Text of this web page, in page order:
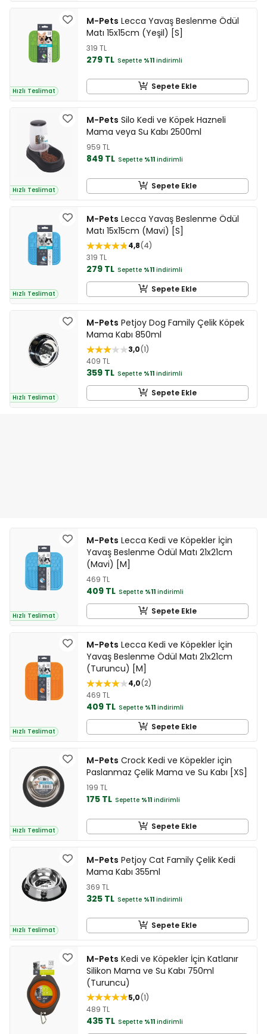
Hızlı Teslimat
M-Pets Lecca Yavaş Beslenme Ödül
Matı 15x15cm (Yeşil) [S]
319 TL
279 TL Sepette %11 indirimli
Sepete Ekle
Hızlı Teslimat
M-Pets Silo Kedi ve Köpek Hazneli
Mama veya Su Kabı 2500ml
959 TL
849 TL Sepette %11 indirimli
Sepete Ekle
Hızlı Teslimat
M-Pets Lecca Yavaş Beslenme Ödül
Matı 15x15cm (Mavi) [S]
4,8 4
319 TL
279 TL Sepette %11 indirimli
Sepete Ekle
Hızlı Teslimat
M-Pets Petjoy Dog Family Çelik Köpek
Mama Kabı 850ml
3,0 1
409 TL
359 TL Sepette %11 indirimli
Sepete Ekle
Hızlı Teslimat
M-Pets Lecca Kedi ve Köpekler İçin
Yavaş Beslenme Ödül Matı 21x21cm
(Mavi) [M]
469 TL
409 TL Sepette %11 indirimli
Sepete Ekle
Hızlı Teslimat
M-Pets Lecca Kedi ve Köpekler İçin
Yavaş Beslenme Ödül Matı 21x21cm
(Turuncu) [M]
4,0 2
469 TL
409 TL Sepette %11 indirimli
Sepete Ekle
Hızlı Teslimat
M-Pets Crock Kedi ve Köpekler için
Paslanmaz Çelik Mama ve Su Kabı [XS]
199 TL
175 TL Sepette %11 indirimli
Sepete Ekle
Hızlı Teslimat
M-Pets Petjoy Cat Family Çelik Kedi
Mama Kabı 355ml
369 TL
325 TL Sepette %11 indirimli
Sepete Ekle
M-Pets Kedi ve Köpekler İçin Katlanır
Silikon Mama ve Su Kabı 750ml
(Turuncu)
5,0 1
489 TL
435 TL Sepette %11 indirimli